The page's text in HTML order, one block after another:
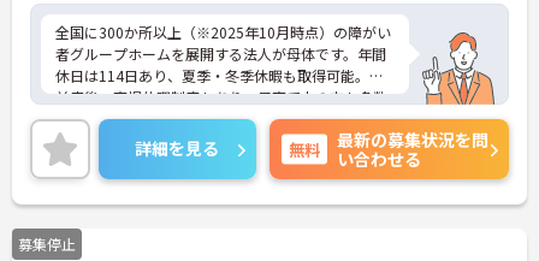
全国に300か所以上（※2025年10月時点）の障がい
者グループホームを展開する法人が母体です。年間
休日は114日あり、夏季・冬季休暇も取得可能。産
前産後・育児休暇制度もあり、子育て中の方も多数
活躍中で、ワークライフバランスを大切にしながら
働ける環境が整っています。研修制度や外部勉強会
の受講支援もあり、スキルアップもしっかりサポー
ト。将来的には管理者やエリアマネージャーへのキ
ャリアアップも目指せます。20代から60代まで幅広
い年代のスタッフが活躍しており、和やかな雰囲気
の職場です。介護経験を活かしたい方、福祉の資格
詳細を見る 無料
最新の募集状況を問
い合わせる
募集停止